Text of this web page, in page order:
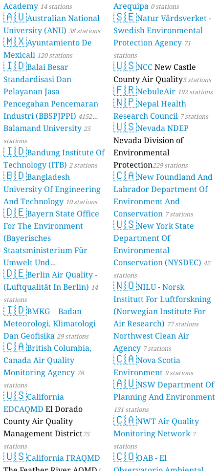
Academy 14 stations
🇦🇺Australian National
University (ANU) 38 stations
🇲🇽Ayuntamiento De
Mexicali 120 stations
🇮🇩Balai Besar
Standardisasi Dan
Pelayanan Jasa
Pencegahan Pencemaran
Industri (BBSPJPPI) 4152
stations
Balamand University25
stations
🇮🇩Bandung Institute Of
Technology (ITB) 2 stations
🇧🇩Bangladesh
University Of Engineering
And Technology 10 stations
🇩🇪Bayern State Office
For The Environment
(Bayerisches
Staatsministerium Für
Umwelt Und
Verbraucherschutz) - LfU
46 stations
🇩🇪Berlin Air Quality -
(Luftqualität In Berlin) 14
stations
🇮🇩BMKG | Badan
Meteorologi, Klimatologi
Dan Geofisika 29 stations
🇨🇦British Columbia,
Canada Air Quality
Monitoring Agency 78
stations
🇺🇸California
EDCAQMD El Dorado
County Air Quality
Management District75
stations
🇺🇸California FRAQMD
Arequipa 0 stations
🇸🇪Natur Vårdsverket -
Swedish Environmental
Protection Agency 71
stations
🇺🇸NCCNew Castle
County Air Quality5 stations
🇫🇷NebuleAir 192 stations
🇳🇵Nepal Health
Research Council 7 stations
🇺🇸Nevada NDEP
Nevada Division of
Environmental
Protection229 stations
🇨🇦New Foundland And
Labrador Department Of
Environment And
Conservation 7 stations
🇺🇸New York State
Department Of
Environmental
Conservation (NYSDEC) 42
stations
🇳🇴NILU - Norsk
Institutt For Luftforskning
(Norwegian Institute For
Air Research) 77 stations
Northwest Clean Air
Agency 7 stations
🇨🇦Nova Scotia
Environment 9 stations
🇦🇺NSW Department Of
Planning And Environment
131 stations
🇨🇦NWT Air Quality
Monitoring Network 7
stations
🇨🇴OAB - El